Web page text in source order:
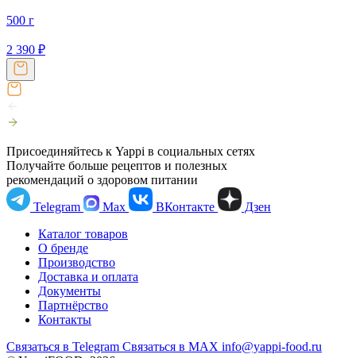
500 г
2 390 ₽
Присоединяйтесь к Yappi в социальных сетях
Получайте больше рецептов и полезных
рекомендаций о здоровом питании
Telegram
Max ВКонтакте
Дзен
Каталог товаров
О бренде
Производство
Доставка и оплата
Документы
Партнёрство
Контакты
Связаться в Telegram Связаться в МАХ info@yappi-food.ru